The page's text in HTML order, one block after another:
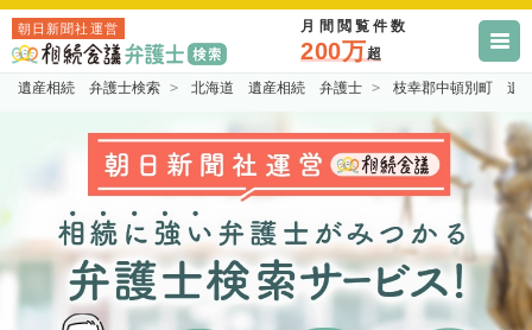
朝日新聞社運営 月間閲覧件数
200万超
遺産相続 弁護士検索 北海道 遺産相続 弁護士 枝幸郡中頓別町 遺